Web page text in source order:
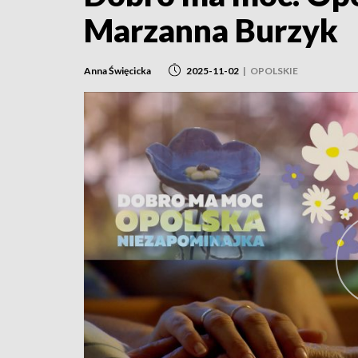
Marzanna Burzyk
Anna Święcicka 2025-11-02 | OPOLSKIE